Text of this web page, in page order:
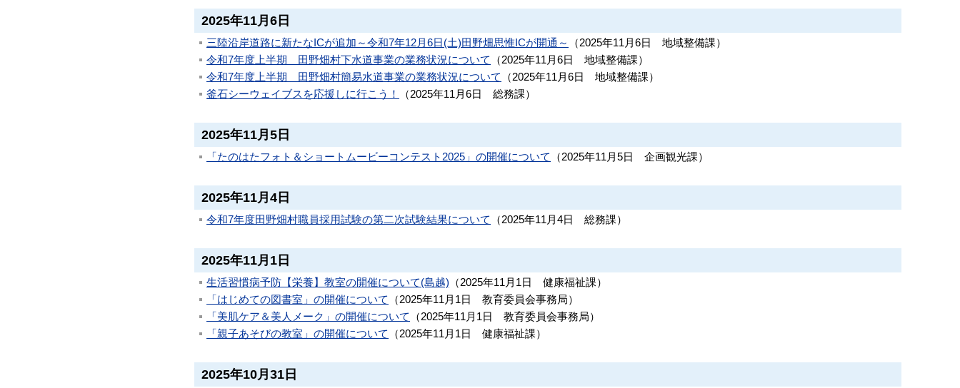
2025年11月6日
三陸沿岸道路に新たなICが追加～令和7年12月6日(土)田野畑思惟ICが開通～ （2025年11月6日 地域整備課）
令和7年度上半期 田野畑村下水道事業の業務状況について
（2025年11月6日 地域整備課）
令和7年度上半期 田野畑村簡易水道事業の業務状況について
（2025年11月6日 地域整備課）
釜石シーウェイブスを応援しに行こう！
（2025年11月6日 総務課）
2025年11月5日
「たのはたフォト＆ショートムービーコンテスト2025」の開催について （2025年11月5日 企画観光課）
2025年11月4日
令和7年度田野畑村職員採用試験の第二次試験結果について （2025年11月4日 総務課）
2025年11月1日
生活習慣病予防【栄養】教室の開催について(島越) （2025年11月1日 健康福祉課）
「はじめての図書室」の開催について
（2025年11月1日 教育委員会事務局）
「美肌ケア＆美人メーク」の開催について
（2025年11月1日 教育委員会事務局）
「親子あそびの教室」の開催について
（2025年11月1日 健康福祉課）
2025年10月31日